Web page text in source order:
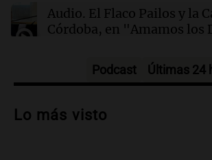
Audio. El Flaco Pailos y la
Córdoba, en "Amamos los
hablaron de su obra en
Podcast Últimas 24
Lo más visto